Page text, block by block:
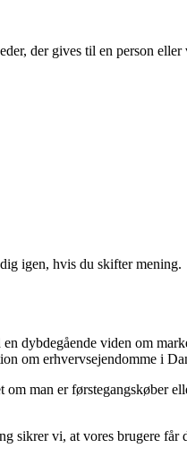
der gives til en person
igen, hvis du skifter mening.
dybdegående viden om
om erhvervsejendomme i
man er førstegangskøber
sikrer vi, at vores brugere får